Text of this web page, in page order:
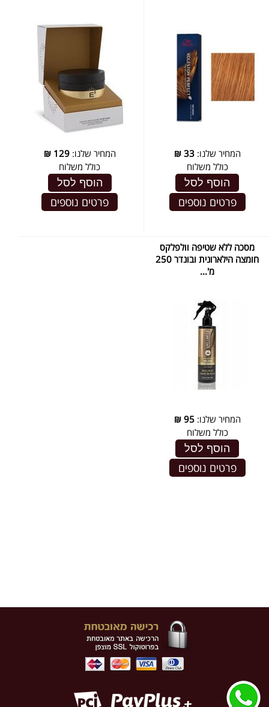
המחיר שלנו:33
₪
כולל משלוח
הוסף לסל
פרטים נוספים
המחיר שלנו:129
₪
כולל משלוח
הוסף לסל
פרטים נוספים
מסכה ללא שטיפה וולפלקס
חומצה הילארונית ובונדר 250
מ'...
המחיר שלנו:95
₪
כולל משלוח
הוסף לסל
פרטים נוספים